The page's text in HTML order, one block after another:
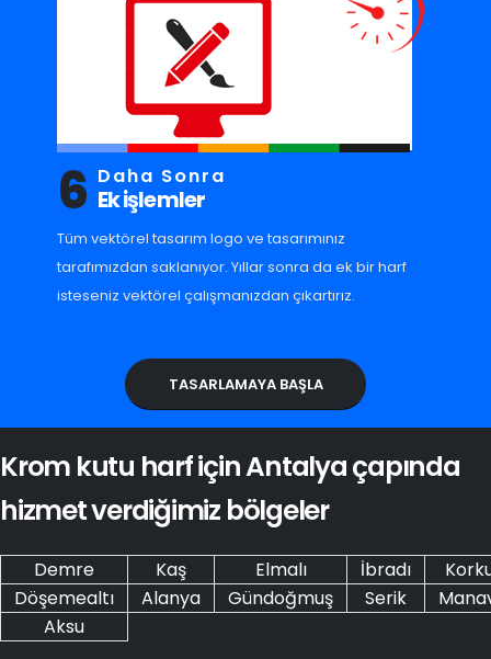
6 Daha Sonra
Ek işlemler
Tüm vektörel tasarım logo ve tasarımınız
tarafımızdan saklanıyor. Yıllar sonra da ek bir harf
isteseniz vektörel çalışmanızdan çıkartırız.
TASARLAMAYA BAŞLA
Krom kutu harf için Antalya çapında
hizmet verdiğimiz bölgeler
Demre Kaş Elmalı İbradı
Döşemealtı
Alanya Gündoğmuş Serik
Aksu